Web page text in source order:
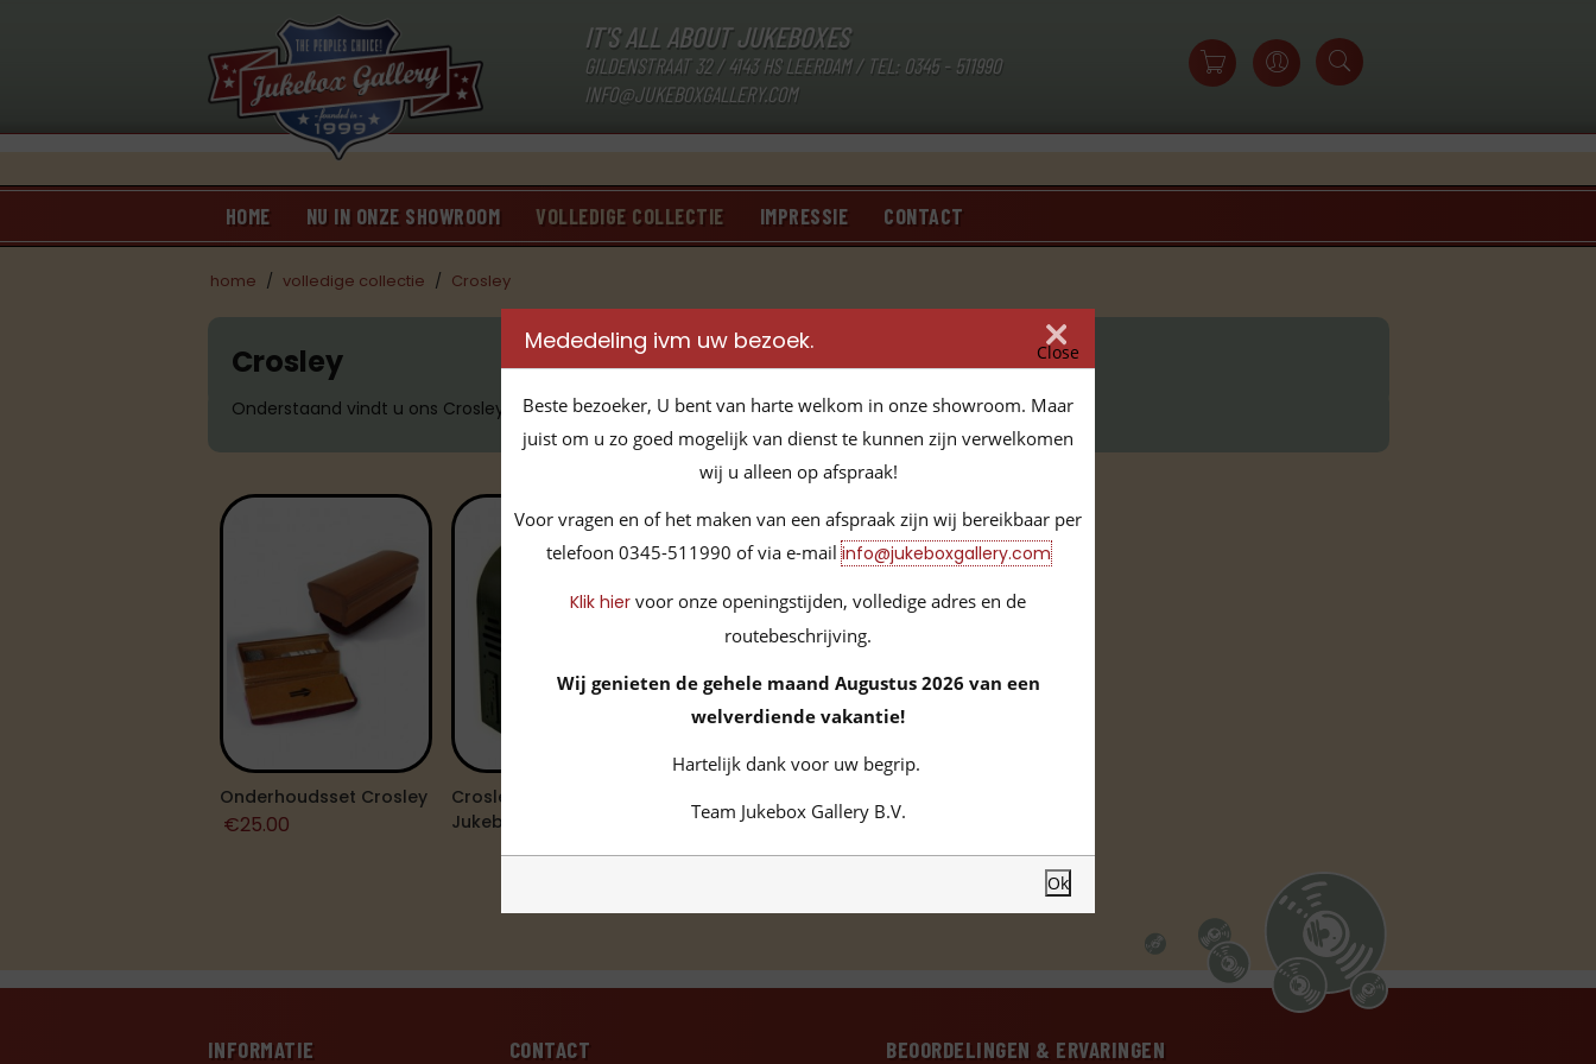
IT'S ALL ABOUT JUKEBOXES
GILDENSTRAAT 32 / 4143 HS LEERDAM / TEL: 0345 - 511990
INFO@JUKEBOXGALLERY.COM
HOME NU IN ONZE SHOWROOM VOLLEDIGE COLLECTIE IMPRESSIE CONTACT
home / volledige collectie / Crosley
Crosley
Onderstaand vindt u ons Crosley assortiment.
Onderhoudsset Crosley
€25.00
Crosley Classic Mini
Jukebox
INFORMATIE CONTACT BEOORDELINGEN & ERVARINGEN
Mededeling ivm uw bezoek. Close
Beste bezoeker, U bent van harte welkom in onze showroom. Maar
juist om u zo goed mogelijk van dienst te kunnen zijn verwelkomen
wij u alleen op afspraak!
Voor vragen en of het maken van een afspraak zijn wij bereikbaar per
telefoon 0345-511990 of via e-mailinfo@jukeboxgallery.com
Klik hier voor onze openingstijden, volledige adres en de
routebeschrijving.
Wij genieten de gehele maand Augustus 2026 van een
welverdiende vakantie!
Hartelijk dank voor uw begrip.
Team Jukebox Gallery B.V.
Ok